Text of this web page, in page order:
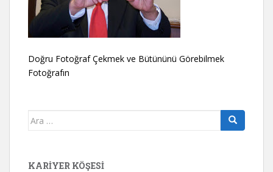
Doğru Fotoğraf Çekmek ve Bütününü Görebilmek
Fotoğrafın
Arama
KARIYER KÖŞESI